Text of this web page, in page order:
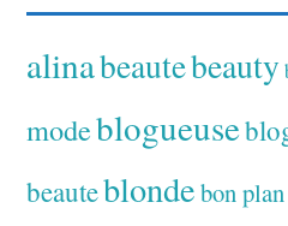
alinabeautebeauty
modeblogueuse
beauteblondebon plan